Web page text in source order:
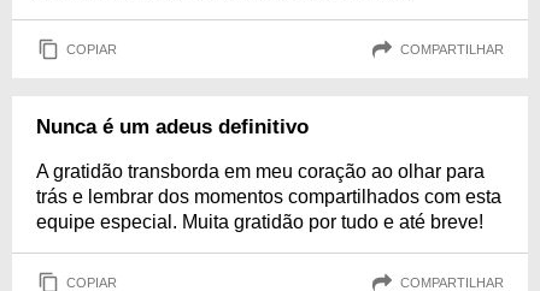
COPIAR COMPARTILHAR
Nunca é um adeus definitivo
A gratidão transborda em meu coração ao olhar para
trás e lembrar dos momentos compartilhados com esta
equipe especial. Muita gratidão por tudo e até breve!
COPIAR COMPARTILHAR